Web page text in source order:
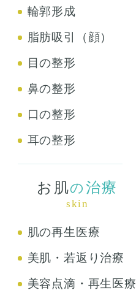
輪郭形成
脂肪吸引（顔）
目の整形
鼻の整形
口の整形
耳の整形
お肌の 治療
skin
肌の再生医療
美肌・若返り治療
美容点滴・再生医療